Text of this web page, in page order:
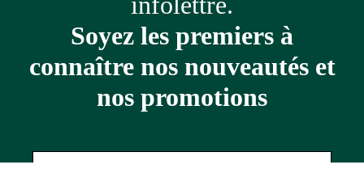
Soyez les premiers à
connaître nos nouveautés et
nos promotions